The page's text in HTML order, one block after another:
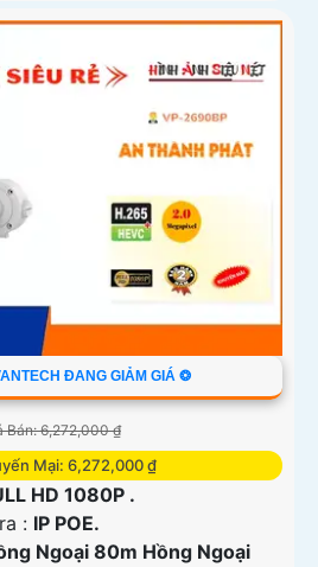
ĐANG GIẢM GIÁ ❂
Bán: 6,272,000 ₫
Mại: 6,272,000 ₫
HD 1080P .
: IP POE.
Ngoại 80m Hồng Ngoại